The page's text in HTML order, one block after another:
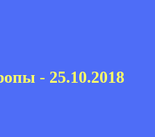
- 25.10.2018